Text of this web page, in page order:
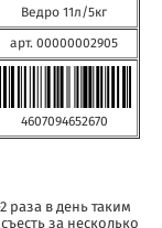
Ведро 11л/5кг
арт. 00000002905
4607094652670
раза в день таким
за несколько